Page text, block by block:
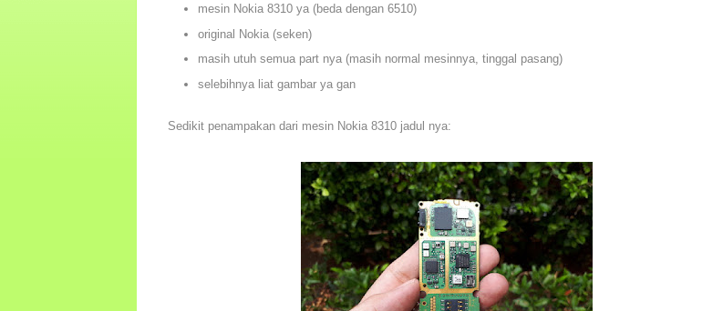
mesin Nokia 8310 ya (beda dengan 6510)
original Nokia (seken)
masih utuh semua part nya (masih normal mesinnya, tinggal pasang)
selebihnya liat gambar ya gan
Sedikit penampakan dari mesin Nokia 8310 jadul nya: